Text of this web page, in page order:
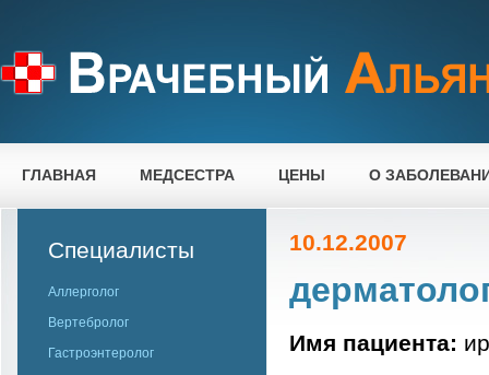
ГЛАВНАЯ МЕДСЕСТРА ЦЕНЫ О
Специалисты
Аллерголог
Вертебролог
Гастроэнтеролог
10.12.2007
Имя пациента: